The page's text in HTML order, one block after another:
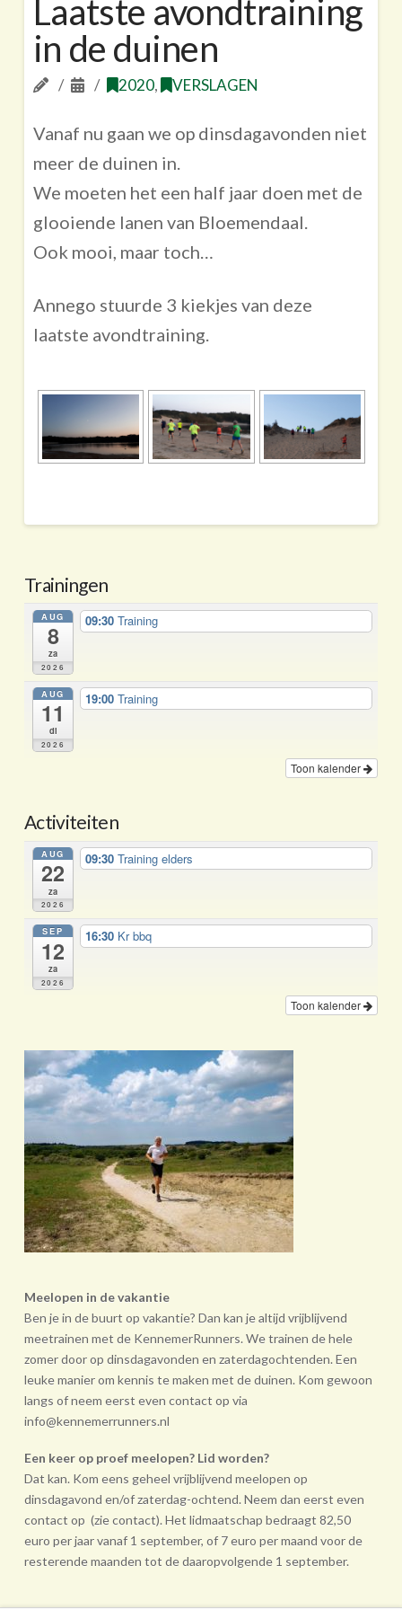
Laatste avondtraining
in de duinen
2020, VERSLAGEN
Vanaf nu gaan we op dinsdagavonden niet
meer de duinen in.
We moeten het een half jaar doen met de
glooiende lanen van Bloemendaal.
Ook mooi, maar toch…
Annego stuurde 3 kiekjes van deze
laatste avondtraining.
Trainingen
AUG
8
za
2026
09:30Training
AUG
11
di
2026
19:00Training
Toon kalender
Activiteiten
AUG
22
za
2026
09:30Training elders
SEP
12
za
2026
16:30 Kr bbq
Toon kalender
Meelopen in de vakantie
Ben je in de buurt op vakantie? Dan kan je altijd vrijblijvend
meetrainen met de KennemerRunners. We trainen de hele
zomer door op dinsdagavonden en zaterdagochtenden. Een
leuke manier om kennis te maken met de duinen. Kom gewoon
langs of neem eerst even contact op via
info@kennemerrunners.nl
Een keer op proef meelopen? Lid worden?
Dat kan. Kom eens geheel vrij­blijvend meelopen op
dinsdagavond en/of zaterdag-ochtend. Neem dan eerst even
contact op (zie contact). Het lidmaatschap bedraagt 82,50
euro per jaar vanaf 1 september, of 7 euro per maand voor de
resterende maanden tot de daarop­volgende 1 september.